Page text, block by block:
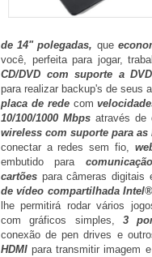
de14" polegadas, que
você, perfeita para jogar,
CD/DVD com suporte a
para realizar backup's de seus
placa de redecom
10/100/1000 Mbps através de
wireless com suporte para as
conectar a redes sem fio,
embutido para
cartões para câmeras
de vídeo compartilhada
lhe permitirá rodar vários
com gráficos simples, 3
conexão de pen drives e
HDMIpara transmitir imagem